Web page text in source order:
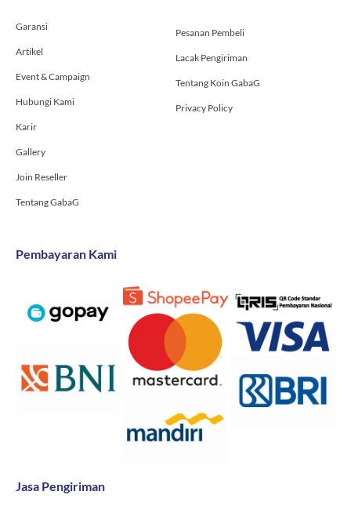
f
Garansi
Artikel
Event & Campaign
Hubungi Kami
Karir
Gallery
Join Reseller
Tentang GabaG
Pesanan Pembeli
Lacak Pengiriman
Tentang Koin GabaG
Privacy Policy
Pembayaran Kami
Jasa Pengiriman